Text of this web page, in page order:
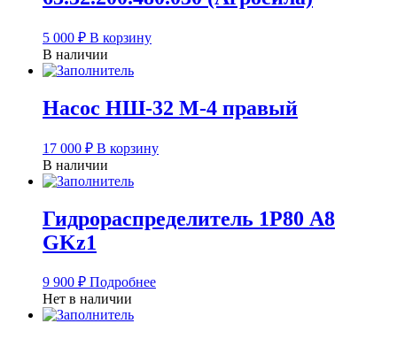
5 000 ₽ В корзину
В наличии
Насос НШ-32 М-4 правый
17 000 ₽ В корзину
В наличии
Гидрораспределитель 1Р80 А8
GKz1
9 900 ₽ Подробнее
Нет в наличии